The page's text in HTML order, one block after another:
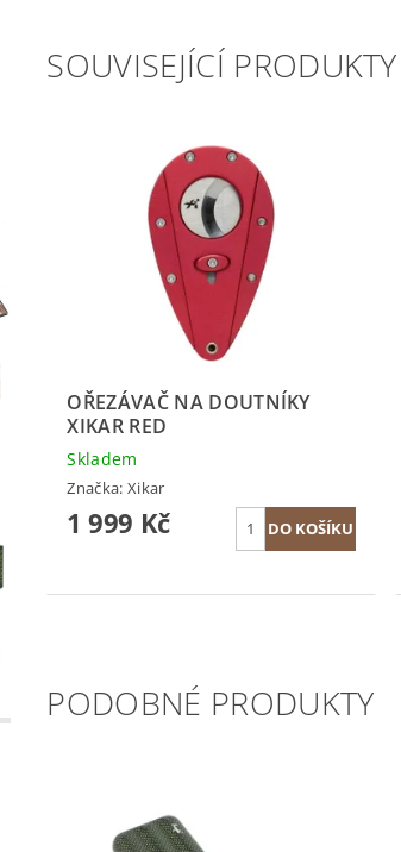
SOUVISEJÍCÍ PRODUKTY
OŘEZÁVAČ NA DOUTNÍKY
XIKAR RED
Skladem
Značka: Xikar
1 999 Kč
PODOBNÉ PRODUKTY